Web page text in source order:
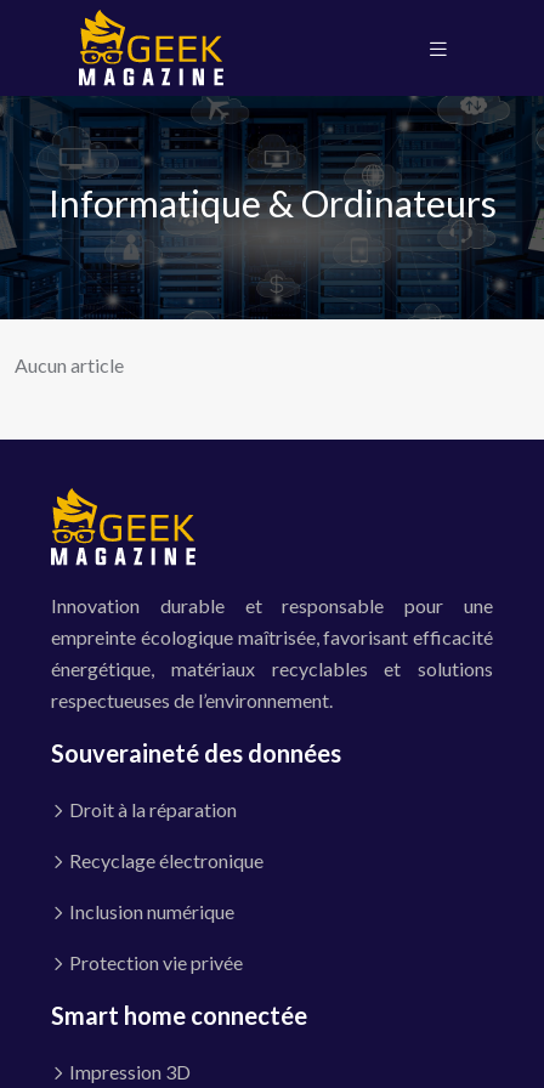
Informatique & Ordinateurs
Aucun article
Innovation durable et responsable pour une
empreinte écologique maîtrisée, favorisant efficacité
énergétique, matériaux recyclables et solutions
respectueuses de l’environnement.
Souveraineté des données
Droit à la réparation
Recyclage électronique
Inclusion numérique
Protection vie privée
Smart home connectée
Impression 3D